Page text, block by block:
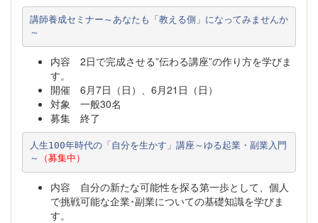
講師養成セミナー～あなたも「教える側」になってみませんか
～
内容 2日で完成させる”伝わる講座”の作り方を学びま
す。
開催 6月7日（日）、6月21日（日）
対象 一般30名
募集 終了
人生100年時代の「自分を生かす」講座～ゆる起業・副業入門
～
（募集中）
内容 自分の新たな可能性を探る第一歩として、個人
で挑戦可能な企業･副業についての基礎知識を学びま
す。